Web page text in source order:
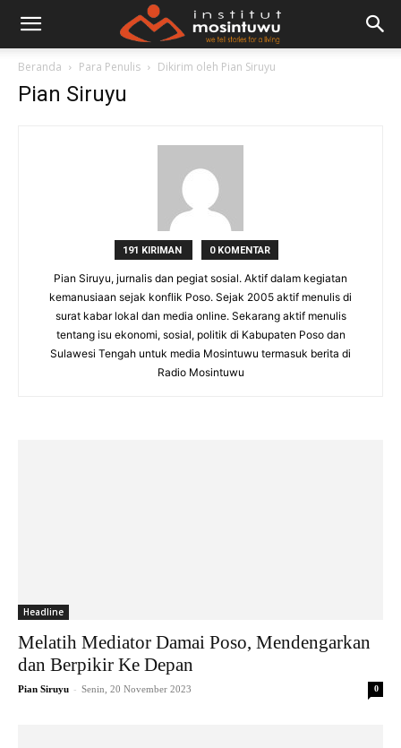
Beranda Para Penulis Dikirim oleh Pian Siruyu
Pian Siruyu
191 KIRIMAN 0 KOMENTAR
Pian Siruyu, jurnalis dan pegiat sosial. Aktif dalam kegiatan
kemanusiaan sejak konflik Poso. Sejak 2005 aktif menulis di
surat kabar lokal dan media online. Sekarang aktif menulis
tentang isu ekonomi, sosial, politik di Kabupaten Poso dan
Sulawesi Tengah untuk media Mosintuwu termasuk berita di
Radio Mosintuwu
Headline
Melatih Mediator Damai Poso, Mendengarkan
dan Berpikir Ke Depan
Pian Siruyu - Senin, 20 November 2023 0